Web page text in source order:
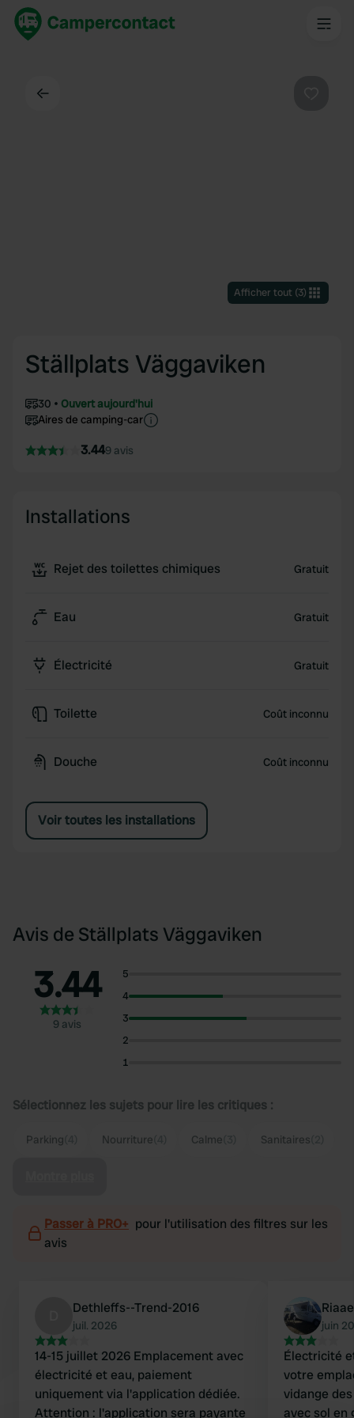
Afficher tout(3)
Ställplats Väggaviken
30
Ouvert aujourd'hui
Aires de camping-car
3.449 avis
Installations
Rejet des toilettes chimiques Gratuit
Eau Gratuit
Électricité Gratuit
Toilette Coût inconnu
Douche Coût inconnu
Voir toutes les installations
Avis de Ställplats Väggaviken
3.44
9 avis
5
4
3
2
1
Sélectionnez les sujets pour lire les critiques :
Parking Nourriture Calme Sanitaires
Passer à PRO+ pour l'utilisation des filtres sur les
avis
Dethleffs--Trend-2016
juil. 2026
14-15 juillet 2026 Emplacement avec
électricité et eau, paiement
uniquement via l'application dédiée.
Attention : l'application sera payante
juin
Électricité
votre emplacement.
vidange
avec sol en